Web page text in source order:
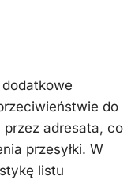
do
przez adresata, co
przesyłki. W
listu